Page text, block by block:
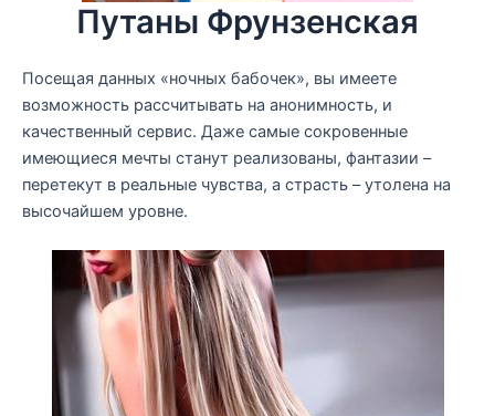
Путаны Фрунзенская
Посещая данных «ночных бабочек», вы имеете
возможность рассчитывать на анонимность, и
качественный сервис. Даже самые сокровенные
имеющиеся мечты станут реализованы, фантазии –
перетекут в реальные чувства, а страсть – утолена на
высочайшем уровне.